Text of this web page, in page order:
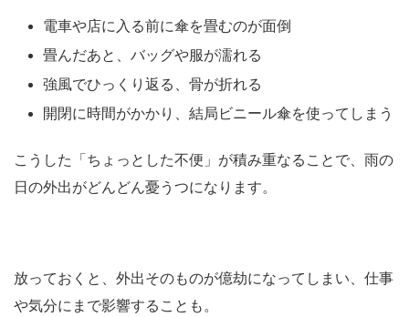
電車や店に入る前に傘を畳むのが面倒
畳んだあと、バッグや服が濡れる
強風でひっくり返る、骨が折れる
開閉に時間がかかり、結局ビニール傘を使ってしまう
こうした「ちょっとした不便」が積み重なることで、雨の
日の外出がどんどん憂うつになります。
放っておくと、外出そのものが億劫になってしまい、仕事
や気分にまで影響することも。